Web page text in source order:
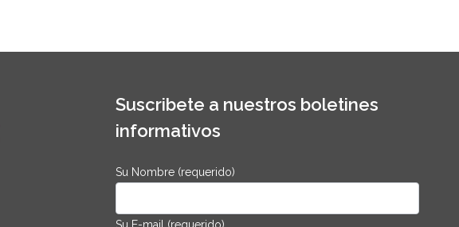
Suscribete a nuestros boletines
informativos
Su Nombre (requerido)